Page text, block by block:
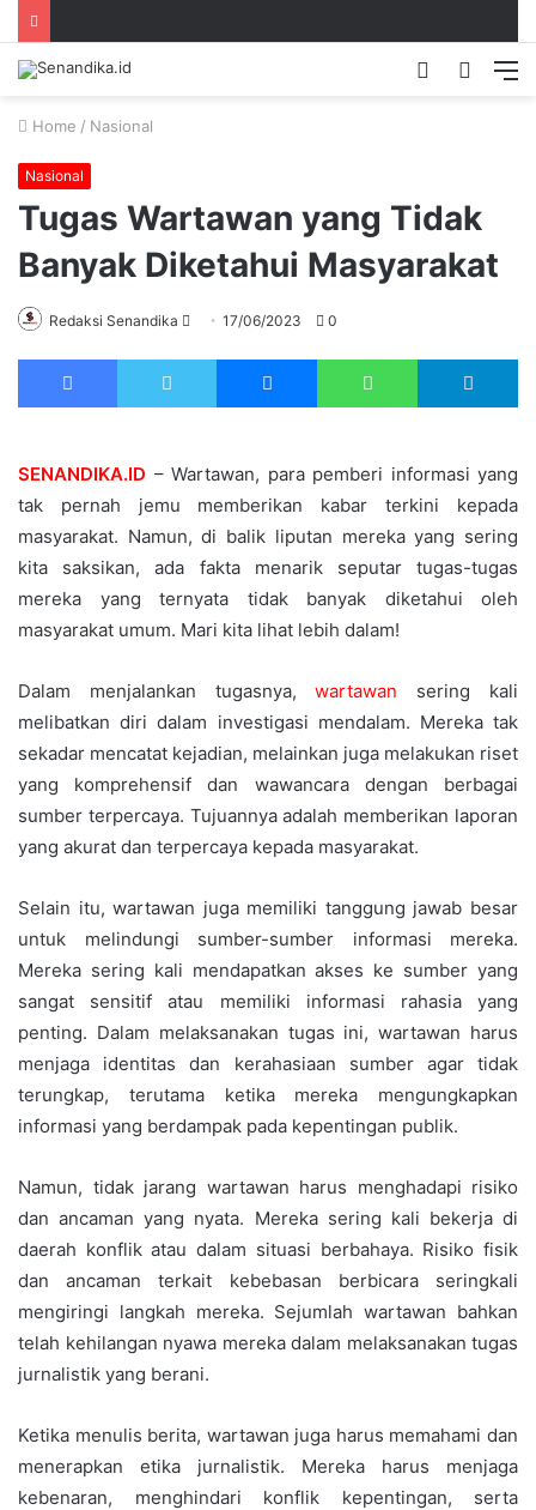
Search
Switch
Home / Nasional
Nasional
Tugas Wartawan yang Tidak
Banyak Diketahui Masyarakat
Redaksi Senandika
Send17/06/2023 0
Facebook Twitter Messenger WhatsApp
SENANDIKA.ID – Wartawan, para pemberi informasi yang
tak pernah jemu memberikan kabar terkini kepada
masyarakat. Namun, di balik liputan mereka yang sering
kita saksikan, ada fakta menarik seputar tugas-tugas
mereka yang ternyata tidak banyak diketahui oleh
masyarakat umum. Mari kita lihat lebih dalam!
Dalam menjalankan tugasnya,wartawan sering kali
melibatkan diri dalam investigasi mendalam. Mereka tak
sekadar mencatat kejadian, melainkan juga melakukan riset
yang komprehensif dan wawancara dengan berbagai
sumber terpercaya. Tujuannya adalah memberikan laporan
yang akurat dan terpercaya kepada masyarakat.
Selain itu, wartawan juga memiliki tanggung jawab besar
untuk melindungi sumber-sumber informasi mereka.
Mereka sering kali mendapatkan akses ke sumber yang
sangat sensitif atau memiliki informasi rahasia yang
penting. Dalam melaksanakan tugas ini, wartawan harus
menjaga identitas dan kerahasiaan sumber agar tidak
terungkap, terutama ketika mereka mengungkapkan
informasi yang berdampak pada kepentingan publik.
Namun, tidak jarang wartawan harus menghadapi risiko
dan ancaman yang nyata. Mereka sering kali bekerja di
daerah konflik atau dalam situasi berbahaya. Risiko fisik
dan ancaman terkait kebebasan berbicara seringkali
mengiringi langkah mereka. Sejumlah wartawan bahkan
telah kehilangan nyawa mereka dalam melaksanakan tugas
jurnalistik yang berani.
Ketika menulis berita, wartawan juga harus memahami dan
menerapkan etika jurnalistik. Mereka harus menjaga
kebenaran, menghindari konflik kepentingan, serta